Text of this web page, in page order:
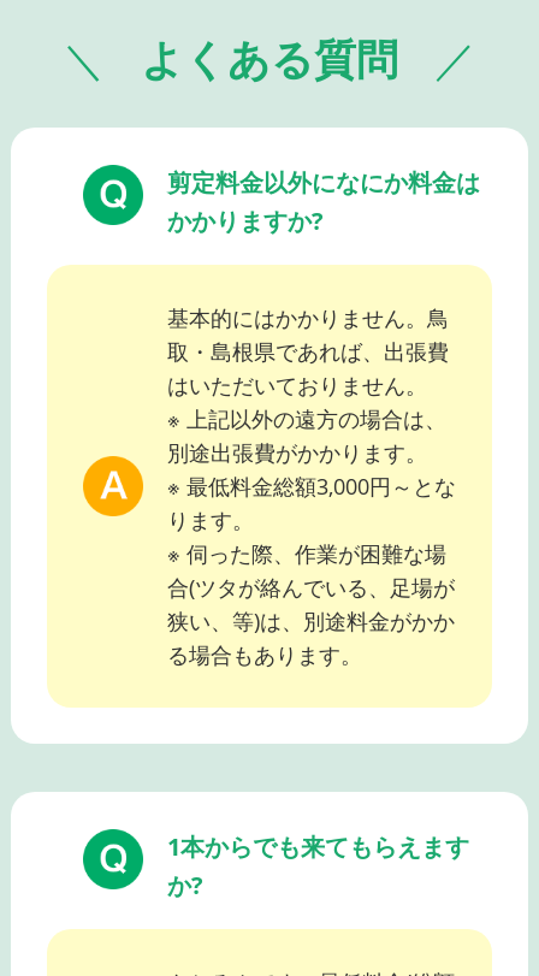
よくある質問
剪定料金以外になにか料金は
かかりますか?
基本的にはかかりません。鳥
取・島根県であれば、出張費
はいただいておりません。
※ 上記以外の遠方の場合は、
別途出張費がかかります。
※ 最低料金総額3,000円～とな
ります。
※ 伺った際、作業が困難な場
合(ツタが絡んでいる、足場が
狭い、等)は、別途料金がかか
る場合もあります。
1本からでも来てもらえます
か?